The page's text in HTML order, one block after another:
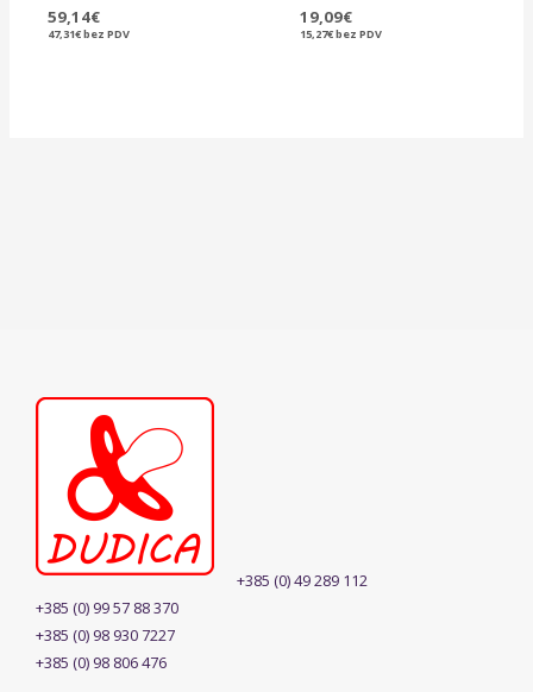
59,14€
47,31€bez PDV
19,09€
15,27€bez PDV
+385 (0) 49 289 112
+385 (0) 99 57 88 370
+385 (0) 98 930 7227
+385 (0) 98 806 476